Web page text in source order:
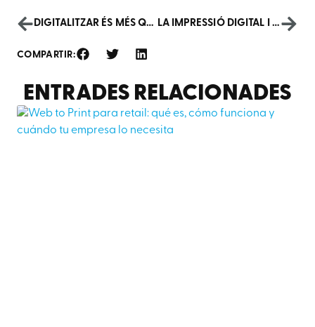
DIGITALITZAR ÉS MÉS QUE ESCANEJAR UN DOCUMENT LA IMPRESSIÓ DIGITAL I LA IMPRESSIÓ ÒFSET
COMPARTIR:
ENTRADES RELACIONADES